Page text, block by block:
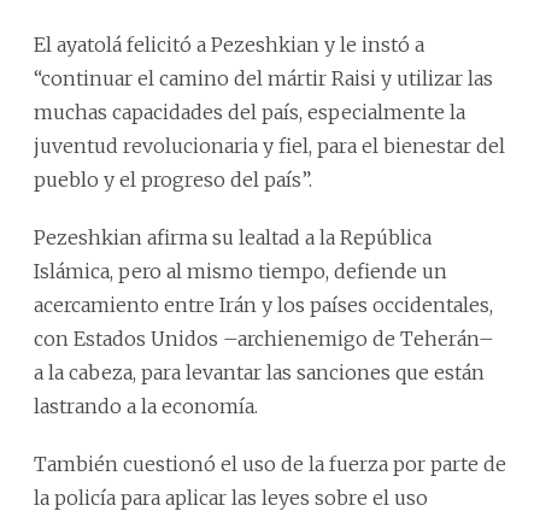
El ayatolá felicitó a Pezeshkian y le instó a
“continuar el camino del mártir Raisi y utilizar las
muchas capacidades del país, especialmente la
juventud revolucionaria y fiel, para el bienestar del
pueblo y el progreso del país”.
Pezeshkian afirma su lealtad a la República
Islámica, pero al mismo tiempo, defiende un
acercamiento entre Irán y los países occidentales,
con Estados Unidos –archienemigo de Teherán–
a la cabeza, para levantar las sanciones que están
lastrando a la economía.
También cuestionó el uso de la fuerza por parte de
la policía para aplicar las leyes sobre el uso